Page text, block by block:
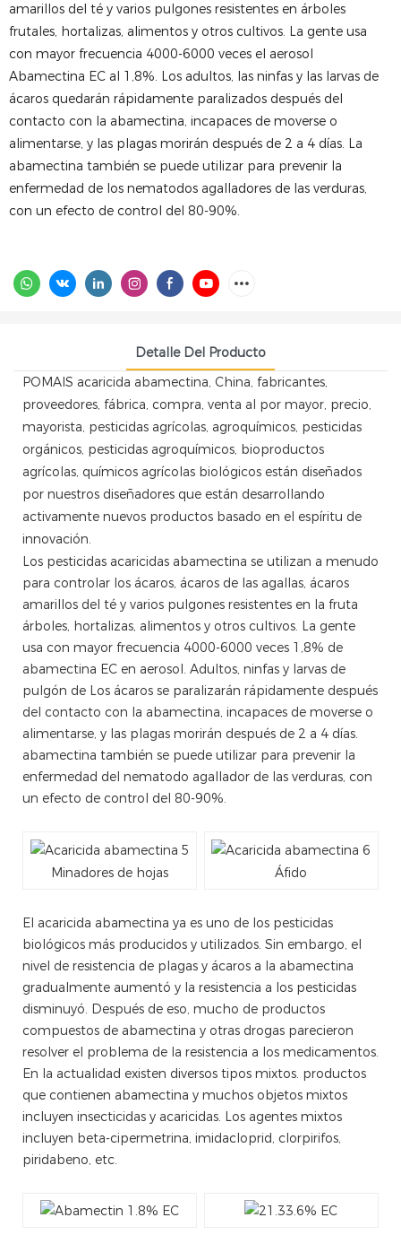
amarillos del té y varios pulgones resistentes en árboles
frutales, hortalizas, alimentos y otros cultivos. La gente usa
con mayor frecuencia 4000-6000 veces el aerosol
Abamectina EC al 1,8%. Los adultos, las ninfas y las larvas de
ácaros quedarán rápidamente paralizados después del
contacto con la abamectina, incapaces de moverse o
alimentarse, y las plagas morirán después de 2 a 4 días. La
abamectina también se puede utilizar para prevenir la
enfermedad de los nematodos agalladores de las verduras,
con un efecto de control del 80-90%.
Detalle Del Producto
POMAIS acaricida abamectina, China, fabricantes,
proveedores, fábrica, compra, venta al por mayor, precio,
mayorista, pesticidas agrícolas, agroquímicos, pesticidas
orgánicos, pesticidas agroquímicos, bioproductos
agrícolas, químicos agrícolas biológicos están diseñados
por nuestros diseñadores que están desarrollando
activamente nuevos productos basado en el espíritu de
innovación.
Los pesticidas acaricidas abamectina se utilizan a menudo
para controlar los ácaros, ácaros de las agallas, ácaros
amarillos del té y varios pulgones resistentes en la fruta
árboles, hortalizas, alimentos y otros cultivos. La gente
usa con mayor frecuencia 4000-6000 veces 1,8% de
abamectina EC en aerosol. Adultos, ninfas y larvas de
pulgón de Los ácaros se paralizarán rápidamente después
del contacto con la abamectina, incapaces de moverse o
alimentarse, y las plagas morirán después de 2 a 4 días.
abamectina también se puede utilizar para prevenir la
enfermedad del nematodo agallador de las verduras, con
un efecto de control del 80-90%.
Minadores de hojas Áfido
El acaricida abamectina ya es uno de los pesticidas
biológicos más producidos y utilizados. Sin embargo, el
nivel de resistencia de plagas y ácaros a la abamectina
gradualmente aumentó y la resistencia a los pesticidas
disminuyó. Después de eso, mucho de productos
compuestos de abamectina y otras drogas parecieron
resolver el problema de la resistencia a los medicamentos.
En la actualidad existen diversos tipos mixtos. productos
que contienen abamectina y muchos objetos mixtos
incluyen insecticidas y acaricidas. Los agentes mixtos
incluyen beta-cipermetrina, imidacloprid, clorpirifos,
piridabeno, etc.